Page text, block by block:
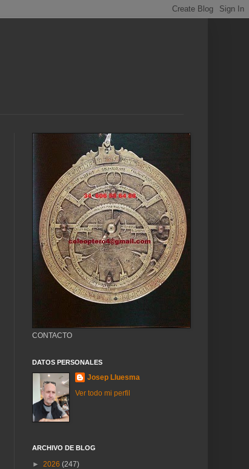
CONTACTO
DATOS PERSONALES
Josep Lluesma
Ver todo mi perfil
ARCHIVO DE BLOG
► 2026 (247)